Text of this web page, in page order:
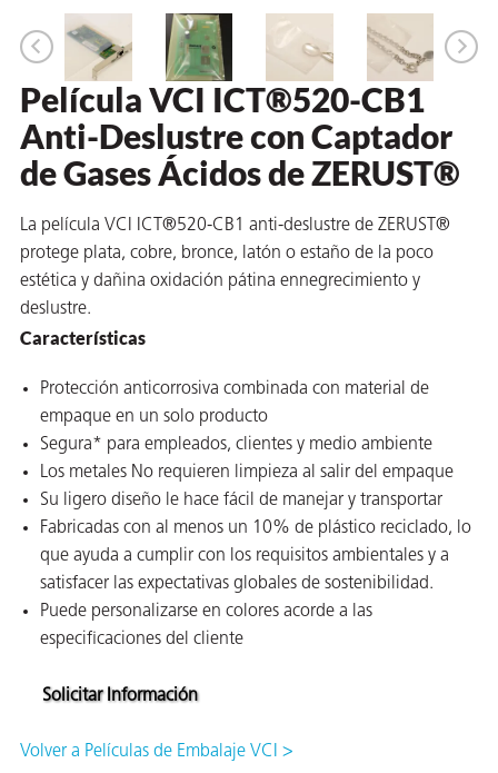
Película VCI ICT®520-CB1
Anti-Deslustre con Captador
de Gases Ácidos de ZERUST®
La película VCI ICT®520-CB1 anti-deslustre de ZERUST®
protege plata, cobre, bronce, latón o estaño de la poco
estética y dañina oxidación pátina ennegrecimiento y
deslustre.
Características
Protección anticorrosiva combinada con material de
empaque en un solo producto
Segura* para empleados, clientes y medio ambiente
Los metales No requieren limpieza al salir del empaque
Su ligero diseño le hace fácil de manejar y transportar
Fabricadas con al menos un 10% de plástico reciclado, lo
que ayuda a cumplir con los requisitos ambientales y a
satisfacer las expectativas globales de sostenibilidad.
Puede personalizarse en colores acorde a las
especificaciones del cliente
Solicitar Información
Volver a Películas de Embalaje VCI >
de